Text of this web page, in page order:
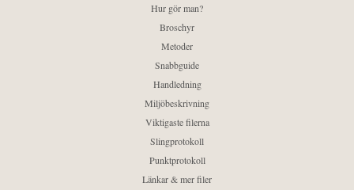
Hur gör man?
Broschyr
Metoder
Snabbguide
Handledning
Miljöbeskrivning
Viktigaste filerna
Slingprotokoll
Punktprotokoll
Länkar & mer filer